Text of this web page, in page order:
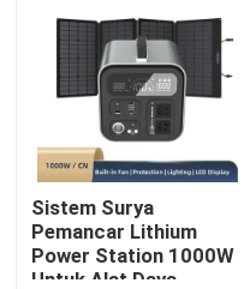
TENTANG KAMI
Tur Pabrik
Kontrol kualitas
Sistem Surya
Pemancar Lithium
Power Station 1000W
Untuk Alat Daya